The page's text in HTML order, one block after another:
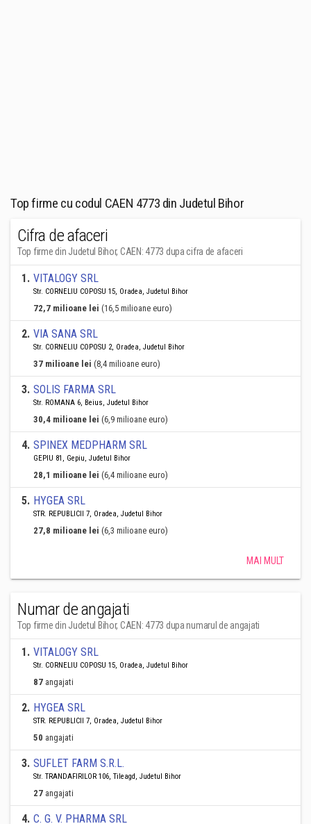
Top firme cu codul CAEN 4773 din Judetul Bihor
Cifra de afaceri
Top firme din Judetul Bihor, CAEN: 4773 dupa cifra de afaceri
1. VITALOGY SRL
Str. CORNELIU COPOSU 15, Oradea, Judetul Bihor
72,7 milioane lei (16,5 milioane euro)
2. VIA SANA SRL
Str. CORNELIU COPOSU 2, Oradea, Judetul Bihor
37 milioane lei (8,4 milioane euro)
3. SOLIS FARMA SRL
Str. ROMANA 6, Beius, Judetul Bihor
30,4 milioane lei (6,9 milioane euro)
4. SPINEX MEDPHARM SRL
GEPIU 81, Gepiu, Judetul Bihor
28,1 milioane lei (6,4 milioane euro)
5. HYGEA SRL
STR. REPUBLICII 7, Oradea, Judetul Bihor
27,8 milioane lei (6,3 milioane euro)
MAI MULT
Numar de angajati
Top firme din Judetul Bihor, CAEN: 4773 dupa numarul de angajati
1. VITALOGY SRL
Str. CORNELIU COPOSU 15, Oradea, Judetul Bihor
87 angajati
2. HYGEA SRL
STR. REPUBLICII 7, Oradea, Judetul Bihor
50 angajati
3. SUFLET FARM S.R.L.
Str. TRANDAFIRILOR 106, Tileagd, Judetul Bihor
27 angajati
4. C. G. V. PHARMA SRL